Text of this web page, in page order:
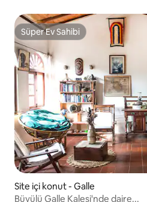
Süper Ev Sahibi
Süper Ev Sahibi
Site içi konut - Galle
Büyülü Galle Kalesi'nde daire...